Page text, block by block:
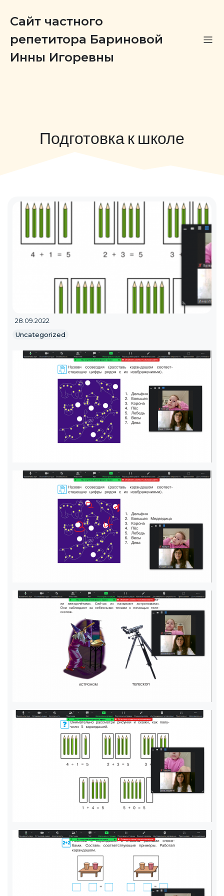
Сайт частного
репетитора Бариновой
Инны Игоревны
Подготовка к школе
28.09.2022
Uncategorized